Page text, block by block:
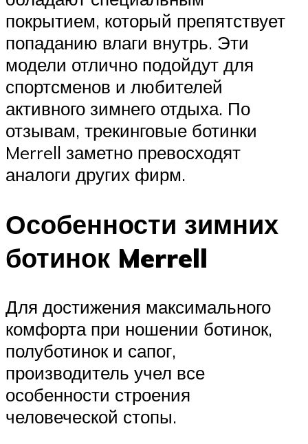
покрытием, который препятствует
попаданию влаги внутрь. Эти
модели отлично подойдут для
спортсменов и любителей
активного зимнего отдыха. По
отзывам, трекинговые ботинки
Merrell заметно превосходят
аналоги других фирм.
Особенности зимних
ботинок Merrell
Для достижения максимального
комфорта при ношении ботинок,
полуботинок и сапог,
производитель учел все
особенности строения
человеческой стопы.